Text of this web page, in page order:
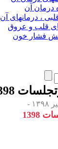
درمان آن
، درمانهای آن
قلب و عروق
فشار خون
1398